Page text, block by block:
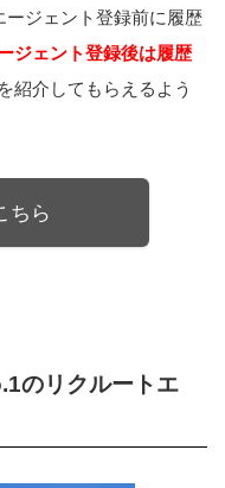
ージェント登録前に履歴
ジェント登録後は履歴
紹介してもらえるよう
ちら
のリクルートエ